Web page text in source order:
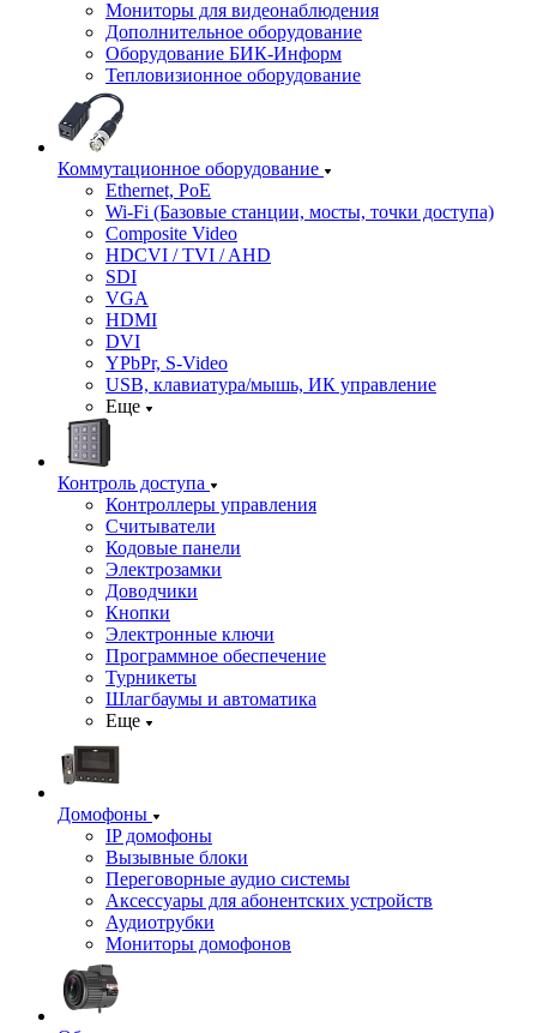
Мониторы для видеонаблюдения
Дополнительное оборудование
Оборудование БИК-Информ
Тепловизионное оборудование
Коммутационное оборудование
Ethernet, PoE
Wi-Fi (Базовые станции, мосты, точки доступа)
Composite Video
HDCVI / TVI / AHD
SDI
VGA
HDMI
DVI
YPbPr, S-Video
USB, клавиатура/мышь, ИК управление
Еще
Контроль доступа
Контроллеры управления
Считыватели
Кодовые панели
Электрозамки
Доводчики
Кнопки
Электронные ключи
Программное обеспечение
Турникеты
Шлагбаумы и автоматика
Еще
Домофоны
IP домофоны
Вызывные блоки
Переговорные аудио системы
Аксессуары для абонентских устройств
Аудиотрубки
Мониторы домофонов